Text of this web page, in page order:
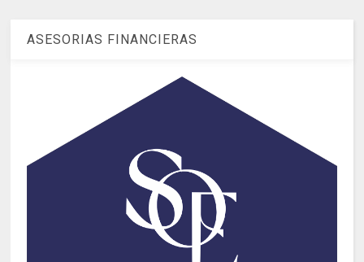
ASESORIAS FINANCIERAS